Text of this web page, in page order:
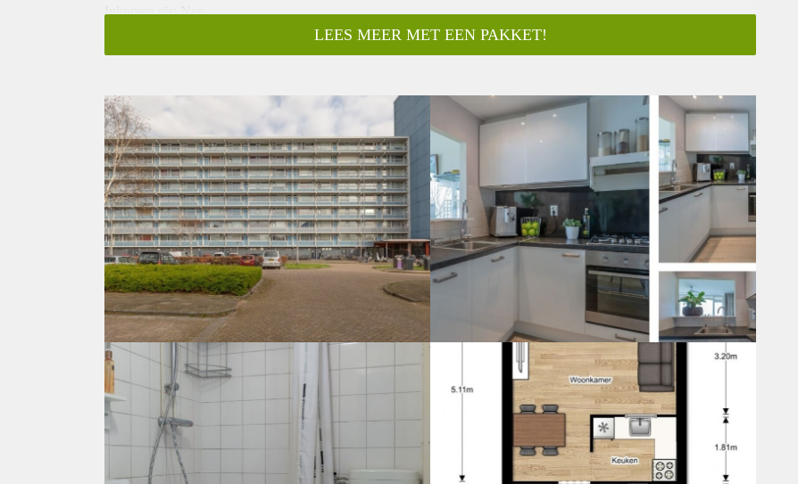
Inkomen eis: Nee
Borg: 1 Maand
Huisdieren toegestaan: Afhankelijk van de Eigenaar
Huurtoeslag grens: Ja
Geschikt voor studenten: Afhankelijk van de Eigenaar
LEES MEER MET EEN PAKKET!